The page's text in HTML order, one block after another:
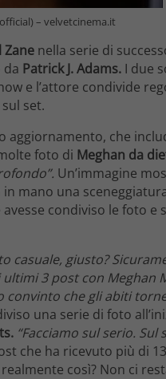
– velvetcinema.it
Zane nella serie di
Patrick J. Adams. I due
e l’attore condivide
set.
aggiornamento, che
foto di Meghan da
Un’immagine
in mano una
condiviso le foto e
casuale, giusto?
ultimi 3 post con Meghan
convinto che gli abiti
una serie di foto
“Facciamo sul serio.
che ha ricevuto più di
realmente così? Non ci